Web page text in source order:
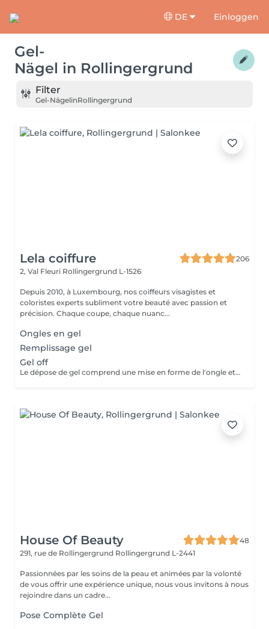
DE Einloggen
Gel-
Nägel in Rollingergrund
Filter
Gel-NägelinRollingergrund
Lela coiffure
206
2, Val Fleuri Rollingergrund L-1526
Depuis 2010, à Luxembourg, nos coiffeurs visagistes et
coloristes experts subliment votre beauté avec passion et
précision. Chaque coupe, chaque nuanc...
Ongles en gel
Remplissage gel
Gel off
Le dépose de gel comprend une mise en forme de l'ongle et un vernis protecteur.
House Of Beauty
48
291, rue de Rollingergrund Rollingergrund L-2441
Passionnées par les soins de la peau et animées par la volonté
de vous offrir une expérience unique, nous vous invitons à nous
rejoindre dans un cadre...
Pose Complète Gel